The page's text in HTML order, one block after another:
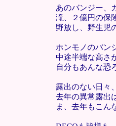
あのバンジー、
滝、２億円の保
野放し、野生児
ホンモノのバン
中途半端な高さ
自分もあんな恐
露出のない日々
去年の異常露出
ま、去年もこん